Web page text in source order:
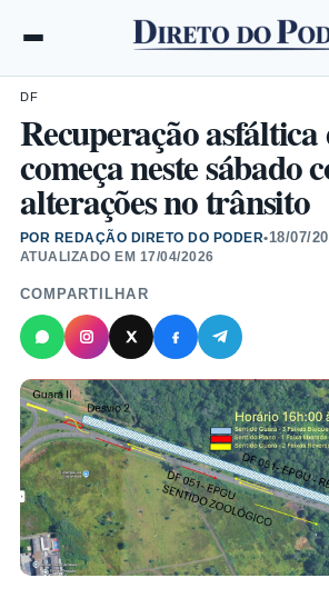
DF
Recuperação
começa neste sábado
alterações no trânsito
POR REDAÇÃO DIRETO DO PODER•18/07/
ATUALIZADO EM 17/04/2026
COMPARTILHAR